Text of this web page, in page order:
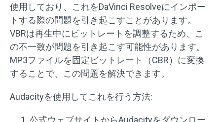
使用しており、これをDaVinci Resolveにインポー
トする際の問題を引き起こすことがあります。
VBRは再生中にビットレートを調整するため、こ
の不一致が問題を引き起こす可能性があります。
MP3ファイルを固定ビットレート（CBR）に変換
することで、この問題を解決できます。
Audacityを使用してこれを行う方法: